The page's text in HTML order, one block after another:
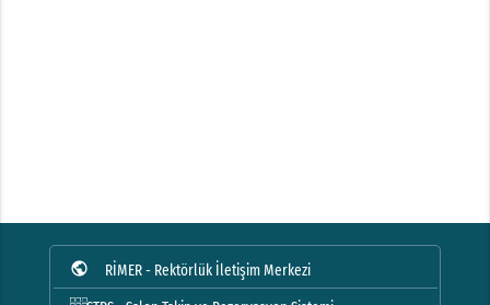
public
RİMER - Rektörlük İletişim Merkezi